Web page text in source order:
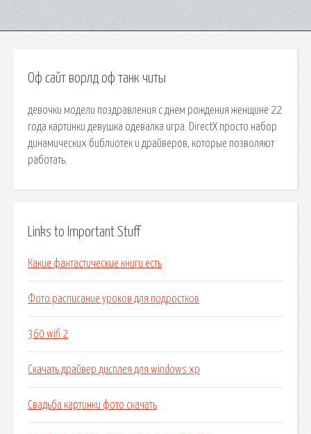
Оф сайт ворлд оф танк читы
девочки модели поздравления с днем рождения женщине 22
года картинки девушка одевалка игра. DirectX просто набор
динамических библиотек и драйверов, которые позволяют
работать.
Links to Important Stuff
Какие фантастические книги есть
Фото расписание уроков для подростков
360 wifi 2
Скачать драйвер дисплея для windows xp
Свадьба картинки фото скачать